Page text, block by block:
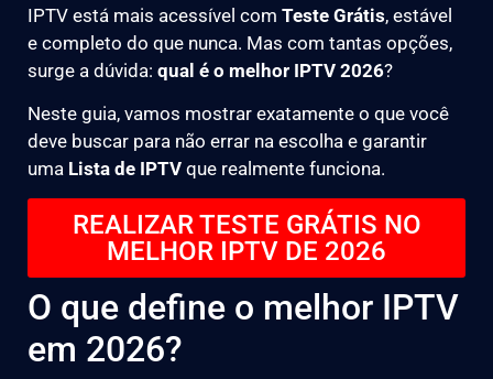
IPTV está mais acessível com Teste Grátis, estável
e completo do que nunca. Mas com tantas opções,
surge a dúvida: qual é o melhor IPTV 2026?
Neste guia, vamos mostrar exatamente o que você
deve buscar para não errar na escolha e garantir
uma Lista de IPTV que realmente funciona.
REALIZAR TESTE GRÁTIS NO
MELHOR IPTV DE 2026
O que define o melhor IPTV
em 2026?